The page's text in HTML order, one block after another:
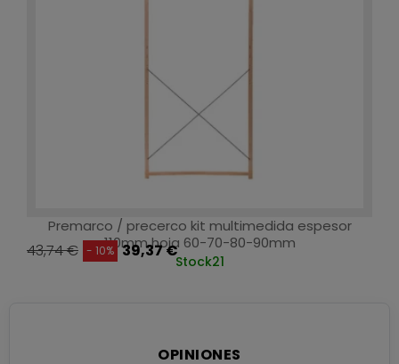
Premarco / precerco kit multimedida espesor
110mm hoja 60-70-80-90mm
43,74 € - 10% 39,37 €
Stock21
OPINIONES